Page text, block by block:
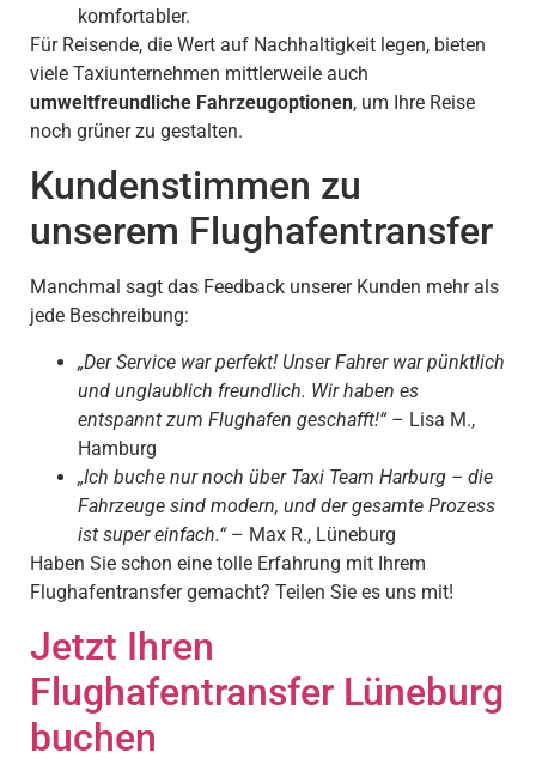
komfortabler.
Für Reisende, die Wert auf Nachhaltigkeit legen, bieten
viele Taxiunternehmen mittlerweile auch
umweltfreundliche Fahrzeugoptionen, um Ihre Reise
noch grüner zu gestalten.
Kundenstimmen zu
unserem Flughafentransfer
Manchmal sagt das Feedback unserer Kunden mehr als
jede Beschreibung:
„Der Service war perfekt! Unser Fahrer war pünktlich
und unglaublich freundlich. Wir haben es
entspannt zum Flughafen geschafft!“– Lisa M.,
Hamburg
„Ich buche nur noch über Taxi Team Harburg – die
Fahrzeuge sind modern, und der gesamte Prozess
ist super einfach.“– Max R., Lüneburg
Haben Sie schon eine tolle Erfahrung mit Ihrem
Flughafentransfer gemacht? Teilen Sie es uns mit!
Jetzt Ihren
Flughafentransfer Lüneburg
buchen